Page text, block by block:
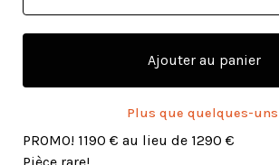
Ajouter au panier
Plus que quelques-
PROMO! 1190 € au lieu de 1290 €